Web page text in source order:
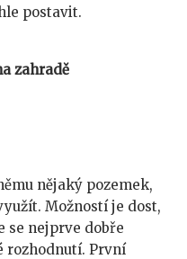
postavit.
zahradě
nějaký pozemek,
Možností je dost,
se nejprve dobře
rozhodnutí. První